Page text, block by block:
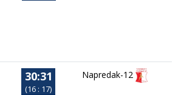
30:31
(16 : 17)
Napredak-12